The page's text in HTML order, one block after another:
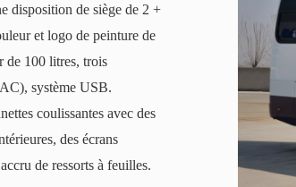
disposition de siège de 2 +
et logo de peinture de
de 100 litres, trois
système USB.
coulissantes avec des
des écrans
de ressorts à feuilles.